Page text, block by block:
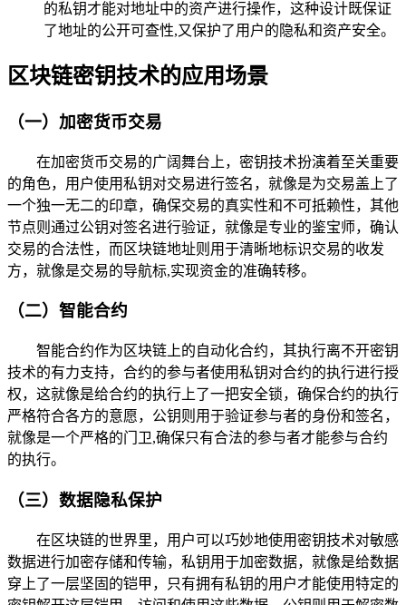
的私钥才能对地址中的资产进行操作，这种设计既保证
了地址的公开可查性,又保护了用户的隐私和资产安全。
区块链密钥技术的应用场景
（一）加密货币交易
在加密货币交易的广阔舞台上，密钥技术扮演着至关重要
的角色，用户使用私钥对交易进行签名，就像是为交易盖上了
一个独一无二的印章，确保交易的真实性和不可抵赖性，其他
节点则通过公钥对签名进行验证，就像是专业的鉴宝师，确认
交易的合法性，而区块链地址则用于清晰地标识交易的收发
方，就像是交易的导航标,实现资金的准确转移。
（二）智能合约
智能合约作为区块链上的自动化合约，其执行离不开密钥
技术的有力支持，合约的参与者使用私钥对合约的执行进行授
权，这就像是给合约的执行上了一把安全锁，确保合约的执行
严格符合各方的意愿，公钥则用于验证参与者的身份和签名，
就像是一个严格的门卫,确保只有合法的参与者才能参与合约
的执行。
（三）数据隐私保护
在区块链的世界里，用户可以巧妙地使用密钥技术对敏感
数据进行加密存储和传输，私钥用于加密数据，就像是给数据
穿上了一层坚固的铠甲，只有拥有私钥的用户才能使用特定的